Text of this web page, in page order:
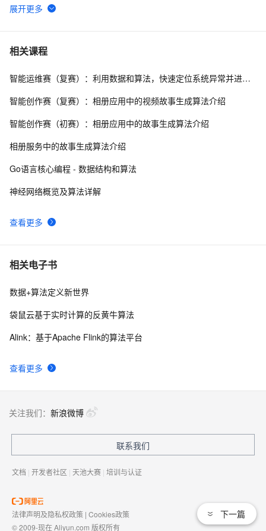
6
[LeetCode] Implement Stack using Queues 用队列来
7 [LeetCode] Nim Game
8 leetcode  226 Invert Binary Tree 翻转二叉树
10leetcode  21 Merge Two Sorted Lists
相关课程
查看更多
智能运维赛（复赛）：利用数据和算法，快速定位系统异常并进行根因分析
智能创作赛（复赛）：相册应用中的视频故事生成算法介绍
智能创作赛（初赛）：相册应用中的故事生成算法介绍
相册服务中的故事生成算法介绍
Go语言核心编程 - 数据结构和算法
神经网络概览及算法详解
相关电子书
查看更多
数据+算法定义新世界
袋鼠云基于实时计算的反黄牛算法
Alink：基于Apache Flink的算法平台
下一篇
关注我们： 新浪微博
联系我们
文档 | 开发者社区 | 天池大赛 | 培训与认证
法律声明及隐私权政策 | Cookies政策
© 2009-现在 Aliyun.com 版权所有